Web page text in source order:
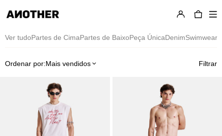
Calças
Ver tudoPartes de CimaPartes de BaixoPeça ÚnicaDenimSwimwear
Ordenar por:Mais vendidos Filtrar